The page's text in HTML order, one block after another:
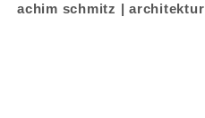
achim schmitz | architektur